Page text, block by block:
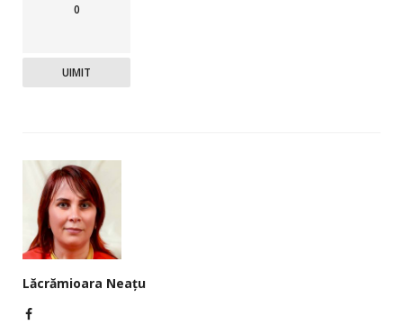
0
UIMIT
Lăcrămioara Neațu